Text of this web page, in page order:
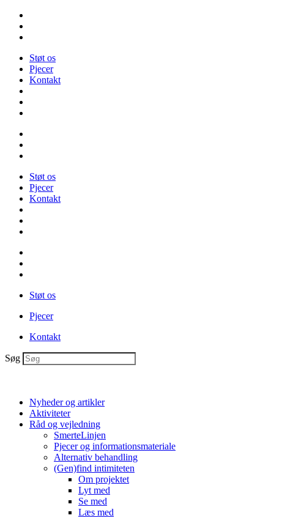
Videre
indhold
Støt os
Pjecer
Kontakt
Støt os
Pjecer
Kontakt
Støt os
Pjecer
Kontakt
Søg
Nyheder og artikler
Aktiviteter
Råd og vejledning
SmerteLinjen
Pjecer og informationsmateriale
Alternativ behandling
(Gen)find intimiteten
Om projektet
Lyt med
Se med
Læs med